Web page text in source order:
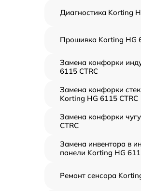
Диагностика Korting
Прошивка Korting HG
Замена конфорки
6115 CTRC
Замена конфорки
Korting HG 6115 CTRC
Замена конфорки
CTRC
Замена инвентора в
панели Korting HG
Ремонт сенсора